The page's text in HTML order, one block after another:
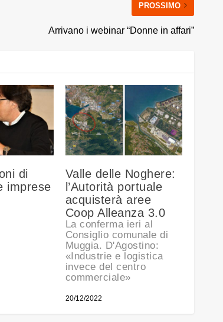
PROSSIMO
Arrivano i webinar “Donne in affari”
di
imprese
Valle delle Noghere:
l’Autorità portuale
acquisterà aree
Coop Alleanza 3.0
La conferma ieri al
Consiglio comunale di
Muggia. D'Agostino:
«Industrie e logistica
invece del centro
commerciale»
20/12/2022